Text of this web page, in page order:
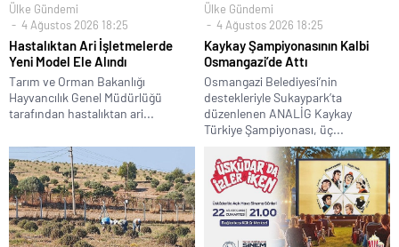
Ülke Gündemi
4 Ağustos 2026 18:25
Hastalıktan Ari İşletmelerde
Yeni Model Ele Alındı
Tarım ve Orman Bakanlığı
Hayvancılık Genel Müdürlüğü
tarafından hastalıktan ari...
Ülke Gündemi
4 Ağustos 2026 18:25
Kaykay Şampiyonasının Kalbi
Osmangazi’de Attı
Osmangazi Belediyesi’nin
destekleriyle Sukaypark’ta
düzenlenen ANALİG Kaykay
Türkiye Şampiyonası, üç...